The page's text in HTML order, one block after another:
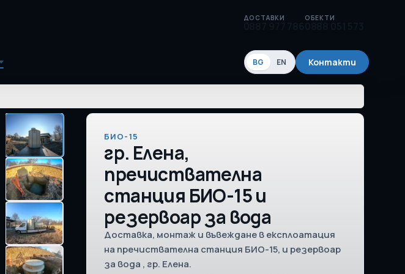
ДОСТАВКИ ОБЕКТИ
BG EN Контакти
БИО-15
гр. Елена,
пречиствателна
станция БИО-15 и
резервоар за вода
Доставка, монтаж и въвеждане в експлоатация
на пречиствателна станция БИО-15, и резервоар
за вода , гр. Елена.